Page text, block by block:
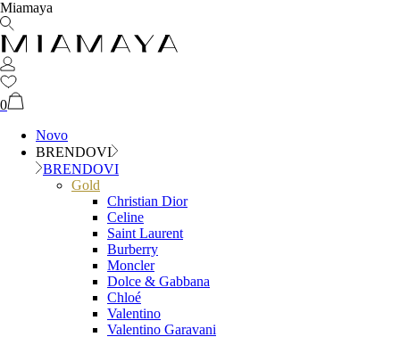
Miamaya
0
Novo
BRENDOVI
BRENDOVI
Gold
Christian Dior
Celine
Saint Laurent
Burberry
Moncler
Dolce & Gabbana
Chloé
Valentino
Valentino Garavani